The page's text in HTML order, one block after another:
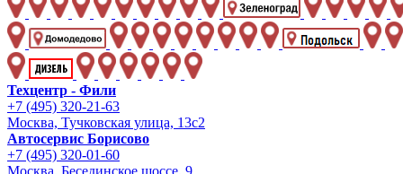
Техцентр - Фили
+7 (495) 320-21-63
Москва, Тучковская улица, 13с2
Автосервис Борисово
+7 (495) 320-01-60